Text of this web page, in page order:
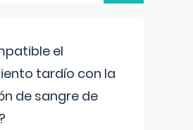
el
tardío con la
de sangre de